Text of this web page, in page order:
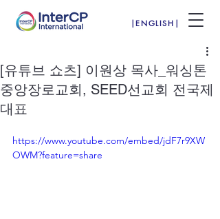
|ENGLISH|
[유튜브 쇼츠] 이원상 목사_워싱톤
중앙장로교회, SEED선교회 전국제
대표
https://www.youtube.com/embed/jdF7r9XW
OWM?feature=share